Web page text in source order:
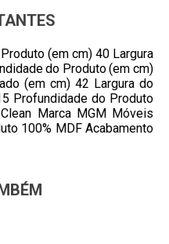
(em cm) 40 Largura
do Produto (em cm)
(em cm) 42 Largura do
Profundidade do Produto
Marca MGM Móveis
100% MDF Acabamento